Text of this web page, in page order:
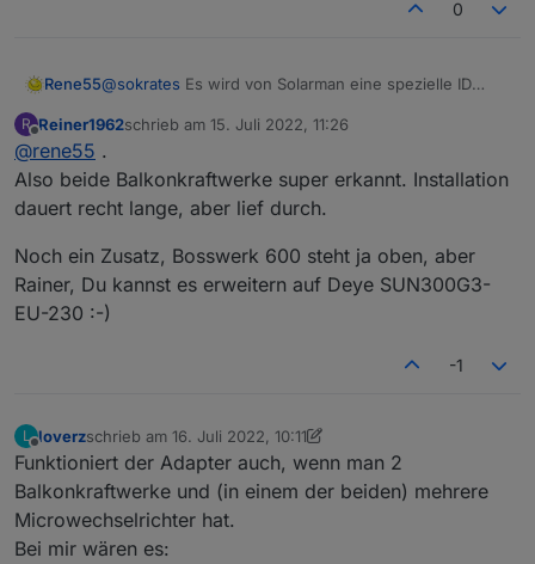
0
Rene55@sokrates Es wird von Solarman eine spezielle ID
der Solarman-App bzw. der eingesandten eMail
generiert. Möglicherweise noch etwas warten und
den Spam-Ordner kontrollieren. Kann sein, das Mails
aus .cn gefiltert werden.
R
Offline
Reiner1962schrieb am 15. Juli 2022, 11:26
zuletzt editiert von
@rene55 .
Also beide Balkonkraftwerke super erkannt. Installation
dauert recht lange, aber lief durch.
Noch ein Zusatz, Bosswerk 600 steht ja oben, aber
Rainer, Du kannst es erweitern auf Deye SUN300G3-
EU-230 :-)
-1
L
Offline
loverzschrieb am 16. Juli 2022, 10:11
zuletzt editiert von loverz
Funktioniert der Adapter auch, wenn man 2
Balkonkraftwerke und (in einem der beiden) mehrere
Microwechselrichter hat.
Bei mir wären es: